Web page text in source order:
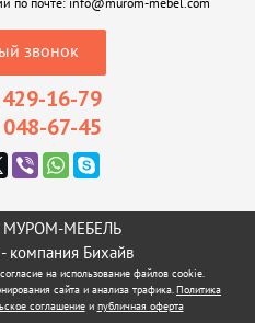
звонок
16-79
67-45
МУРОМ-МЕБЕЛЬ
компания Бихайв
на использование файлов cookie.
сайта и анализа трафика.Политика
соглашениеи публичная оферта